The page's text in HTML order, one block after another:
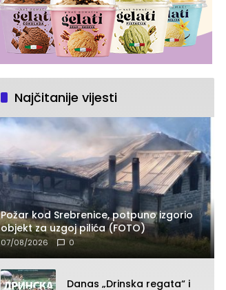
Najčitanije vijesti
Požar kod Srebrenice, potpuno izgorio
objekt za uzgoj pilića (FOTO)
07/08/2026 0
Danas „Drinska regata“ i